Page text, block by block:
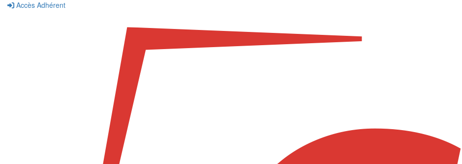
Accès Adhérent